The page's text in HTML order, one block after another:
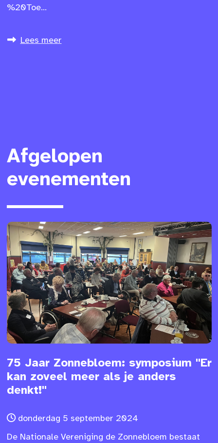
%20Toe...
Lees meer
Afgelopen
evenementen
75 Jaar Zonnebloem: symposium "Er
kan zoveel meer als je anders
denkt!"
donderdag 5 september 2024
De Nationale Vereniging de Zonnebloem bestaat